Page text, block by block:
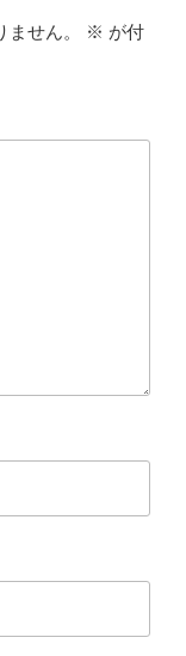
せん。 ※ が付